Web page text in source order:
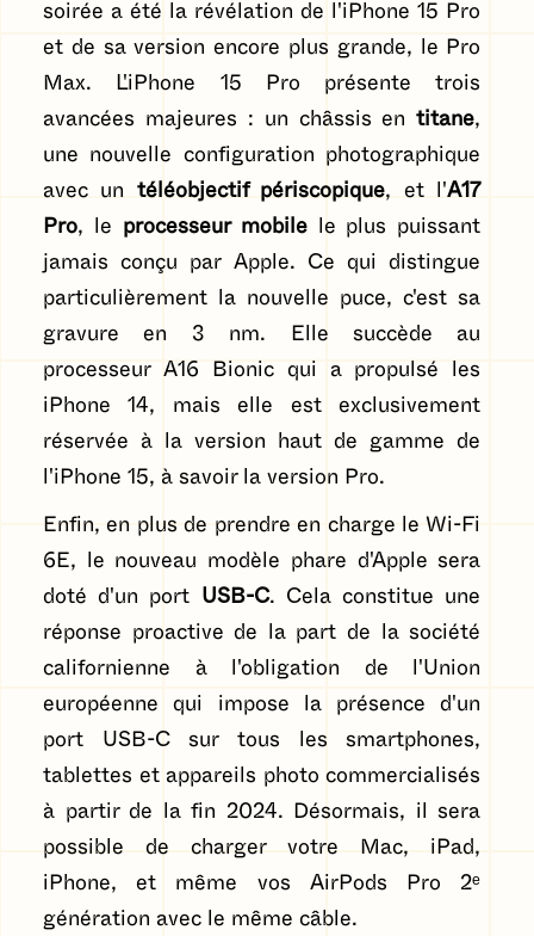
soirée a été la révélation de l'iPhone 15 Pro
et de sa version encore plus grande, le Pro
Max. L'iPhone 15 Pro présente trois
avancées majeures : un châssis entitane,
une nouvelle configuration photographique
avec un téléobjectif périscopique, et l'A17
Pro, le processeur mobilele plus puissant
jamais conçu par Apple. Ce qui distingue
particulièrement la nouvelle puce, c'est sa
gravure en 3 nm. Elle succède au
processeur A16 Bionic qui a propulsé les
iPhone 14, mais elle est exclusivement
réservée à la version haut de gamme de
l'iPhone 15, à savoir la version Pro.
Enfin, en plus de prendre en charge le Wi-Fi
6E, le nouveau modèle phare d'Apple sera
doté d'un port USB-C. Cela constitue une
réponse proactive de la part de la société
californienne à l'obligation de l'Union
européenne qui impose la présence d'un
port USB-C sur tous les smartphones,
tablettes et appareils photo commercialisés
à partir de la fin 2024. Désormais, il sera
possible de charger votre Mac, iPad,
iPhone, et même vos AirPods Pro 2ᵉ
génération avec le même câble.